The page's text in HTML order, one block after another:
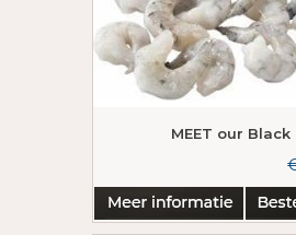
MEET our